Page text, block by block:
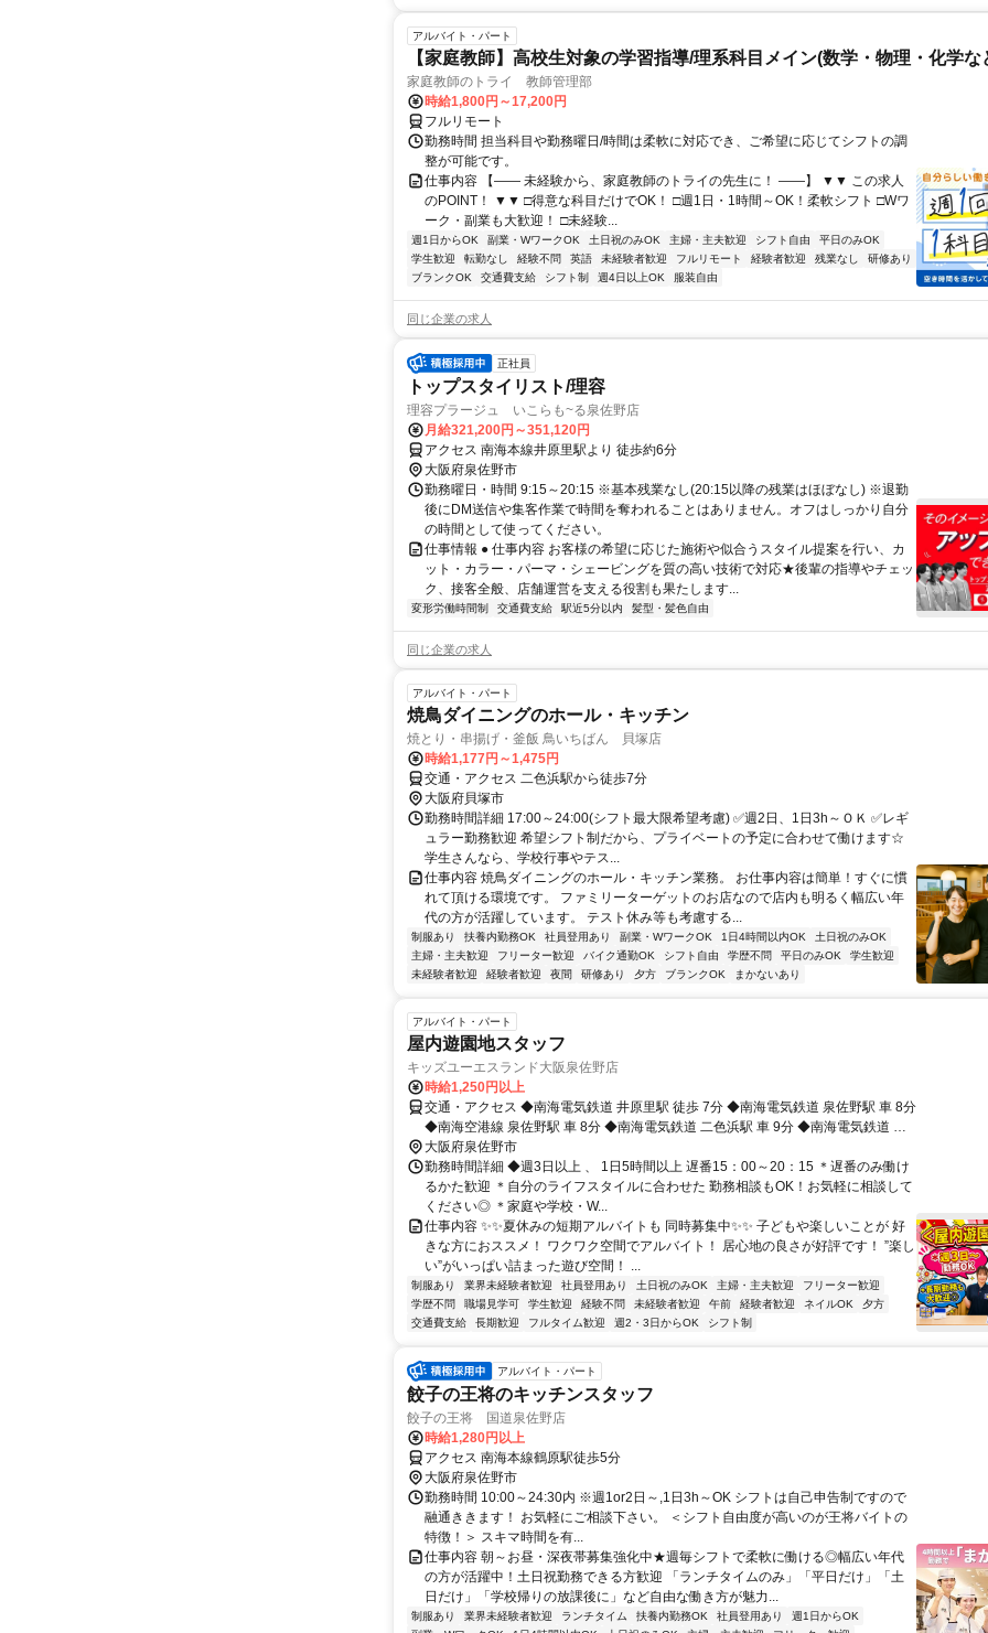
アルバイト・パート
【家庭教師】高校生対象の学習指導/理系科目メイン(数学・物理・化学な
家庭教師のトライ 教師管理部
時給1,800円～17,200円
フルリモート
勤務時間 担当科目や勤務曜日/時間は柔軟に対応でき、ご希望に応じてシフトの調
整が可能です。
仕事内容 【―― 未経験から、家庭教師のトライの先生に！ ――】 ▼▼ この求人
のPOINT！ ▼▼ □得意な科目だけでOK！ □週1日・1時間～OK！柔軟シフト □Wワ
ーク・副業も大歓迎！ □未経験...
週1日からOK 副業・WワークOK 土日祝のみOK 主婦・主夫歓迎 シフト自由
平日のみOK
学生歓迎
転勤なし 経験不問 英語 未経験者歓迎 フルリモート 経験者歓迎 残業なし
研修あり
ブランクOK
交通費支給 シフト制 週4日以上OK 服装自由
同じ企業の求人
正社員
トップスタイリスト/理容
理容プラージュ いこらも~る泉佐野店
月給321,200円～351,120円
アクセス 南海本線井原里駅より 徒歩約6分
大阪府泉佐野市
勤務曜日・時間 9:15～20:15 ※基本残業なし(20:15以降の残業はほぼなし) ※退勤
後にDM送信や集客作業で時間を奪われることはありません。オフはしっかり自分
の時間として使ってください。
仕事情報 ● 仕事内容 お客様の希望に応じた施術や似合うスタイル提案を行い、カ
ット・カラー・パーマ・シェービングを質の高い技術で対応★後輩の指導やチェッ
ク、接客全般、店舗運営を支える役割も果たします...
変形労働時間制 交通費支給 駅近5分以内 髪型・髪色自由
同じ企業の求人
アルバイト・パート
焼鳥ダイニングのホール・キッチン
焼とり・串揚げ・釜飯 鳥いちばん 貝塚店
時給1,177円～1,475円
交通・アクセス 二色浜駅から徒歩7分
大阪府貝塚市
勤務時間詳細 17:00～24:00(シフト最大限希望考慮) ✅週2日、1日3h～ＯＫ ✅レギ
ュラー勤務歓迎 希望シフト制だから、プライベートの予定に合わせて働けます☆
学生さんなら、学校行事やテス...
仕事内容 焼鳥ダイニングのホール・キッチン業務。 お仕事内容は簡単！すぐに慣
れて頂ける環境です。 ファミリーターゲットのお店なので店内も明るく幅広い年
代の方が活躍しています。 テスト休み等も考慮する...
制服あり 扶養内勤務OK 社員登用あり 副業・WワークOK 1日4時間以内OK
土日祝のみOK
主婦・主夫歓迎
フリーター歓迎 バイク通勤OK シフト自由 学歴不問 平日のみOK
学生歓迎
未経験者歓迎
経験者歓迎 夜間 研修あり 夕方 ブランクOK まかないあり
アルバイト・パート
屋内遊園地スタッフ
キッズユーエスランド大阪泉佐野店
時給1,250円以上
交通・アクセス ◆南海電気鉄道 井原里駅 徒歩 7分 ◆南海電気鉄道 泉佐野駅 車 8分
◆南海空港線 泉佐野駅 車 8分 ◆南海電気鉄道 二色浜駅 車 9分 ◆南海電気鉄道 鶴
原駅 車 10分
大阪府泉佐野市
勤務時間詳細 ◆週3日以上 、 1日5時間以上 遅番15：00～20：15 ＊遅番のみ働け
るかた歓迎 ＊自分のライフスタイルに合わせた 勤務相談もOK！お気軽に相談して
ください◎ ＊家庭や学校・W...
仕事内容 ✨✨夏休みの短期アルバイトも 同時募集中✨✨ 子どもや楽しいことが 好
きな方におススメ！ ワクワク空間でアルバイト！ 居心地の良さが好評です！ ”楽し
い”がいっぱい詰まった遊び空間！ ...
制服あり 業界未経験者歓迎 社員登用あり 土日祝のみOK 主婦・主夫歓迎
フリーター歓迎
学歴不問
職場見学可 学生歓迎 経験不問 未経験者歓迎 午前 経験者歓迎 ネイルOK
夕方
交通費支給
長期歓迎 フルタイム歓迎 週2・3日からOK シフト制
アルバイト・パート
餃子の王将のキッチンスタッフ
餃子の王将 国道泉佐野店
時給1,280円以上
アクセス 南海本線鶴原駅徒歩5分
大阪府泉佐野市
勤務時間 10:00～24:30内 ※週1or2日～,1日3h～OK シフトは自己申告制ですので
融通ききます！ お気軽にご相談下さい。 ＜シフト自由度が高いのが王将バイトの
特徴！＞ スキマ時間を有...
仕事内容 朝～お昼・深夜帯募集強化中★週毎シフトで柔軟に働ける◎幅広い年代
の方が活躍中！土日祝勤務できる方歓迎 「ランチタイムのみ」「平日だけ」「土
日だけ」「学校帰りの放課後に」など自由な働き方が魅力...
制服あり 業界未経験者歓迎 ランチタイム 扶養内勤務OK 社員登用あり
週1日からOK